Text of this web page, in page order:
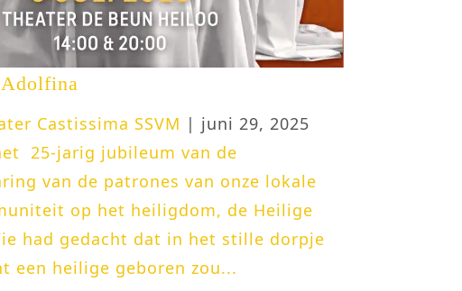
Castissima SSVM | juni 29, 2025
25-jarig jubileum van de
van de patrones van onze lokale
op het heiligdom, de Heilige
had gedacht dat in het stille dorpje
een heilige geboren zou...